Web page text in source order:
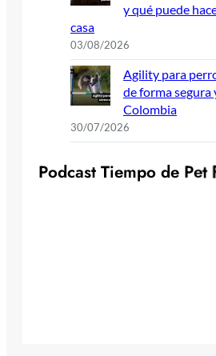
y qué puede
casa
03/08/2026
Agility para
de forma segura
Colombia
30/07/2026
Podcast Tiempo de Pet